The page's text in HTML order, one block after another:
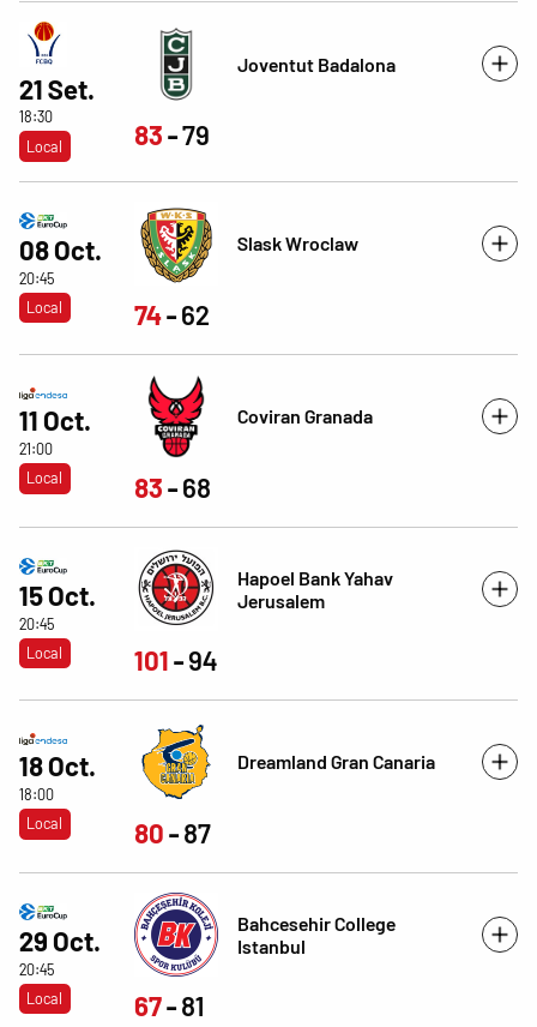
21 Set.
18:30
Local
Joventut Badalona
83 79
08 Oct.
20:45
Local
Slask Wroclaw
74 62
11 Oct.
21:00
Local
Coviran Granada
83 68
15 Oct.
20:45
Local
Hapoel Bank Yahav
Jerusalem
101 94
18 Oct.
18:00
Local
Dreamland Gran Canaria
80 87
29 Oct.
20:45
Local
Bahcesehir College
Istanbul
67 81